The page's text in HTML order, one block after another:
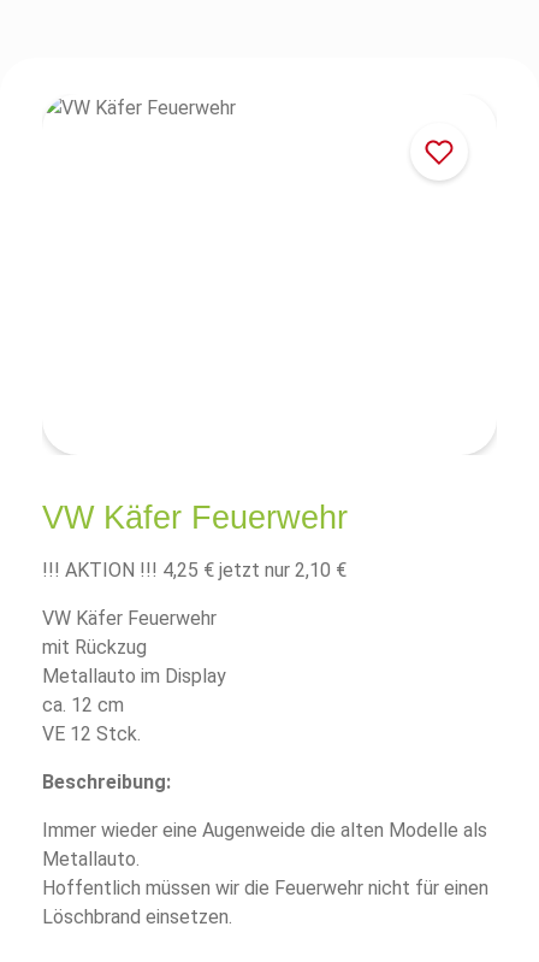
VW Käfer Feuerwehr
!!! AKTION !!! 4,25 € jetzt nur 2,10 €
VW Käfer Feuerwehr
mit Rückzug
Metallauto im Display
ca. 12 cm
VE 12 Stck.
Beschreibung:
Immer wieder eine Augenweide die alten Modelle als
Metallauto.
Hoffentlich müssen wir die Feuerwehr nicht für einen
Löschbrand einsetzen.